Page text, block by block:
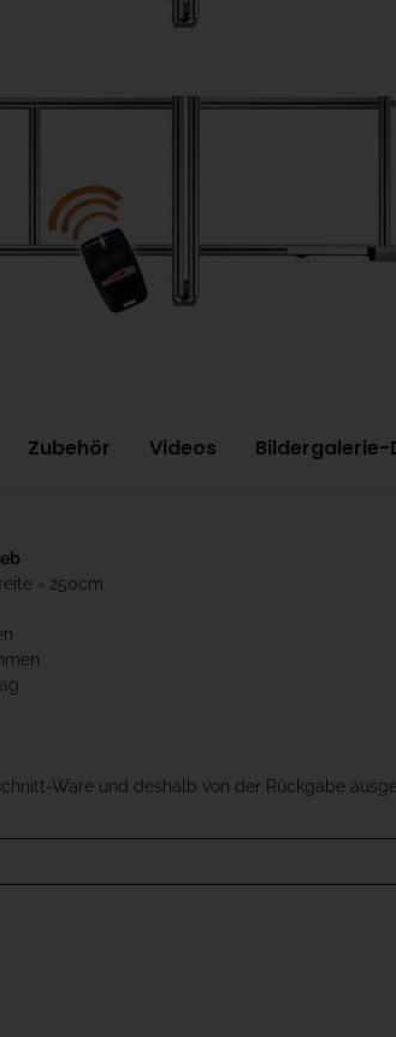
Zubehör Videos
= 250cm
Ware und deshalb von der Rückgabe